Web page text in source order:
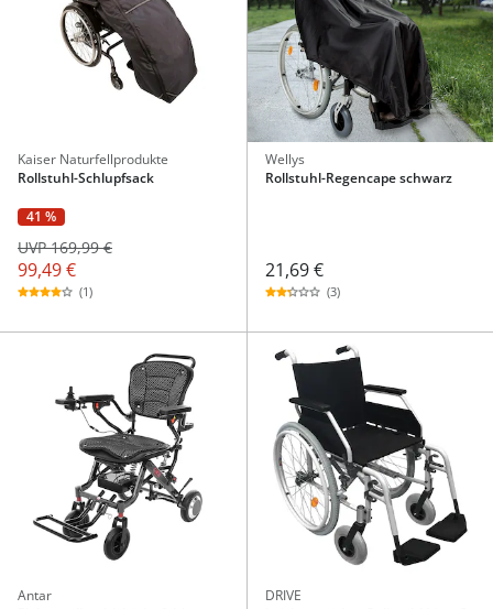
Kaiser Naturfellprodukte
Rollstuhl-Schlupfsack
41 %
99,49 €
UVP 169,99 €
(1)
Wellys
Rollstuhl-Regencape schwarz
21,69 €
(3)
Antar
DRIVE